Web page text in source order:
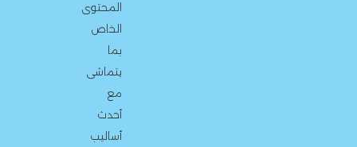
المحتوى
الخاص
بما
يتماشى
مع
أحدث
أساليب